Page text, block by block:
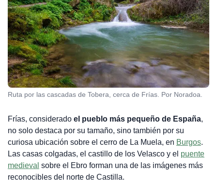
Ruta por las cascadas de Tobera, cerca de Frías. Por Noradoa.
Frías, considerado el pueblo más pequeño de España,
no solo destaca por su tamaño, sino también por su
curiosa ubicación sobre el cerro de La Muela, en Burgos.
Las casas colgadas, el castillo de los Velasco y el puente
medieval sobre el Ebro forman una de las imágenes más
reconocibles del norte de Castilla.